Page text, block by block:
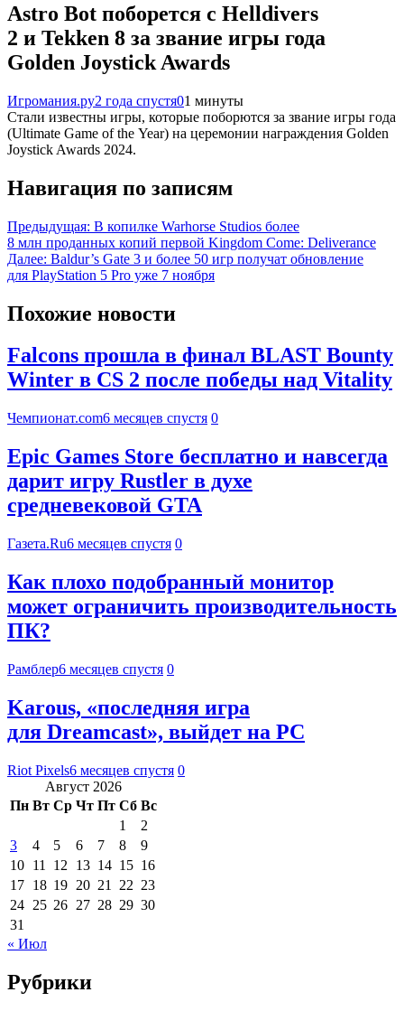
Astro Bot поборется с Helldivers
2 и Tekken 8 за звание игры года
Golden Joystick Awards
Игромания.ру2 года спустя01 минуты
Стали известны игры, которые поборются за звание игры года
(Ultimate Game of the Year) на церемонии награждения Golden
Joystick Awards 2024.
Навигация по записям
Предыдущая: В копилке Warhorse Studios более
8 млн проданных копий первой Kingdom Come: Deliverance
Далее: Baldur’s Gate 3 и более 50 игр получат обновление
для PlayStation 5 Pro уже 7 ноября
Похожие новости
Falcons прошла в финал BLAST Bounty
Winter в CS 2 после победы над Vitality
Чемпионат.com6 месяцев спустя 0
Epic Games Store бесплатно и навсегда
дарит игру Rustler в духе
средневековой GTA
Газета.Ru6 месяцев спустя 0
Как плохо подобранный монитор
может ограничить производительность
ПК?
Рамблер6 месяцев спустя 0
Karous, «последняя игра
для Dreamcast», выйдет на PC
Riot Pixels6 месяцев спустя 0
Август 2026
Пн Вт Ср Чт Пт Сб Вс
1
2
3
4 5 6 7 8
9
10 11 12 13 14 15 16
17 18 19 20 21 22 23
24 25 26 27 28 29 30
31
« Июл
Рубрики